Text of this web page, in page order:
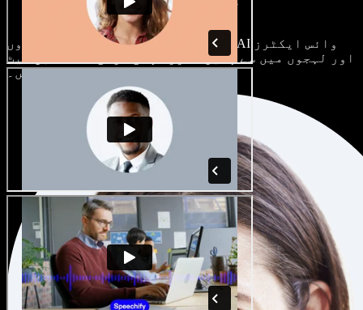
لہجے دستیاب
ہر پروجیکٹ الگ ہوتا ہے۔ سینکڑوں AI وائس ایکٹرز
اور لہجوں میں سے چنیں، اور اپنی مرضی کے مطابق سیٹ
کریں۔